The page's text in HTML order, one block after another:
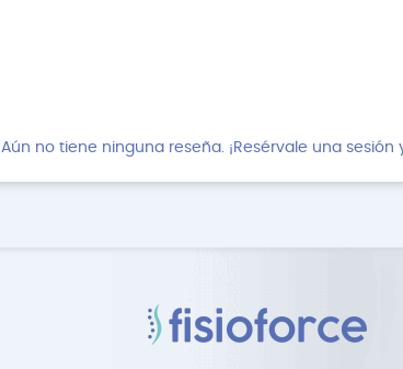
Aún no tiene ninguna reseña. ¡Resérvale una sesión